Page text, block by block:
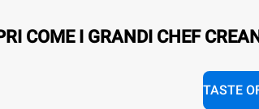
COME I GRANDI CHEF
TASTE